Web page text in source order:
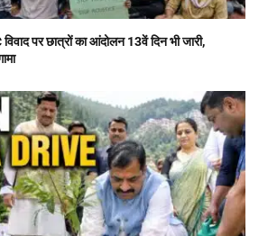
पर छात्रों का आंदोलन 13वें दिन भी जारी,